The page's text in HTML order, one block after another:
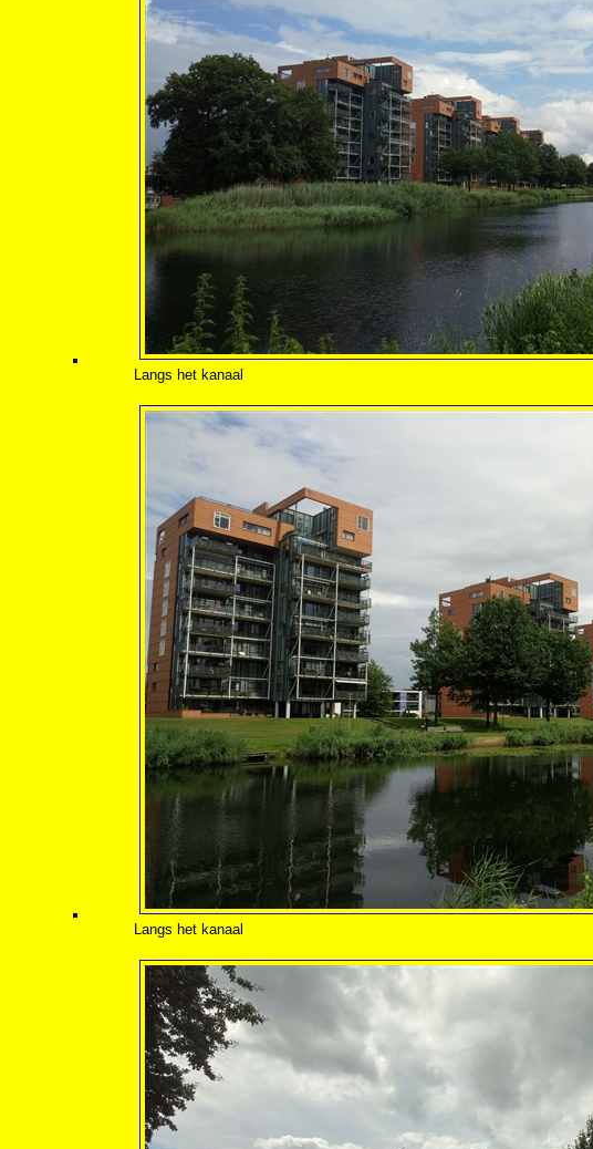
Langs het kanaal
Langs het kanaal